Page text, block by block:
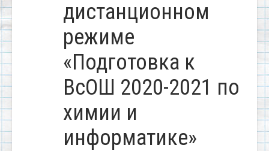
дистанционном
режиме
«Подготовка к
ВсОШ 2020-2021 по
химии и
информатике»